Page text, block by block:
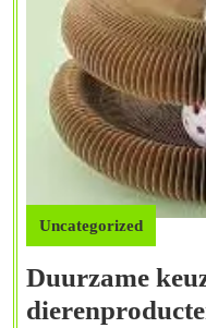
Uncategorized
Duurzame